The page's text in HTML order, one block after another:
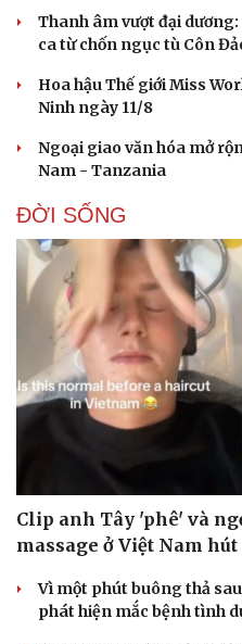
Thanh âm vượt đại
ca từ chốn ngục tù Côn
Hoa hậu Thế giới Miss
Ninh ngày 11/8
Ngoại giao văn hóa mở
Nam - Tanzania
ĐỜI SỐNG
Clip anh Tây 'phê' và
massage ở Việt Nam
Vì một phút buông thả
phát hiện mắc bệnh tình